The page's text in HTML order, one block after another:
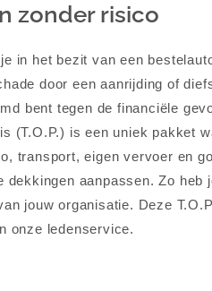
zonder risico
in het bezit van een
door een aanrijding of
bent tegen de financiële
(T.O.P.) is een uniek pakket
transport, eigen vervoer en
dekkingen aanpassen. Zo
jouw organisatie. Deze
onze ledenservice.